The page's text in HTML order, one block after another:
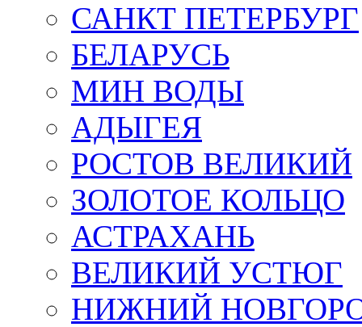
САНКТ ПЕТЕРБУРГ
БЕЛАРУСЬ
МИН ВОДЫ
АДЫГЕЯ
РОСТОВ ВЕЛИКИЙ
ЗОЛОТОЕ КОЛЬЦО
АСТРАХАНЬ
ВЕЛИКИЙ УСТЮГ
НИЖНИЙ